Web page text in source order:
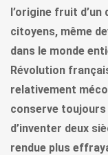
l’origine fruit
citoyens, même
dans le monde
Révolution
relativement
conserve
d’inventer deux
rendue plus